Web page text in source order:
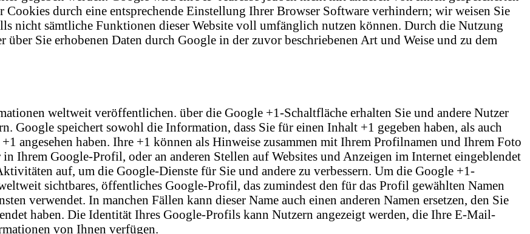
durch eine entsprechende Einstellung Ihrer Browser Software verhindern; wir weisen Sie
nicht sämtliche Funktionen dieser Website voll umfänglich nutzen können. Durch die Nutzung
Sie erhobenen Daten durch Google in der zuvor beschriebenen Art und Weise und zu dem
weltweit veröffentlichen. über die Google +1-Schaltfläche erhalten Sie und andere Nutzer
Google speichert sowohl die Information, dass Sie für einen Inhalt +1 gegeben haben, als auch
angesehen haben. Ihre +1 können als Hinweise zusammen mit Ihrem Profilnamen und Ihrem Foto
Ihrem Google-Profil, oder an anderen Stellen auf Websites und Anzeigen im Internet eingeblendet
auf, um die Google-Dienste für Sie und andere zu verbessern. Um die Google +1-
sichtbares, öffentliches Google-Profil, das zumindest den für das Profil gewählten Namen
verwendet. In manchen Fällen kann dieser Name auch einen anderen Namen ersetzen, den Sie
haben. Die Identität Ihres Google-Profils kann Nutzern angezeigt werden, die Ihre E-Mail-
von Ihnen verfügen.